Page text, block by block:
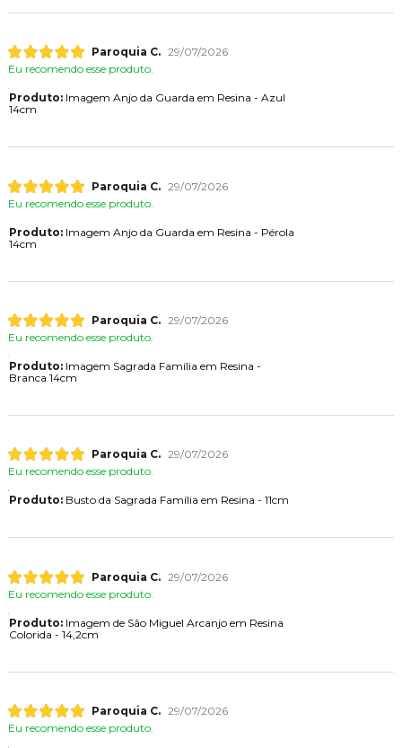
Paroquia C. 29/07/2026
Eu recomendo esse produto.
Produto:Imagem Anjo da Guarda em Resina - Azul
14cm
Paroquia C. 29/07/2026
Eu recomendo esse produto.
Produto:Imagem Anjo da Guarda em Resina - Pérola
14cm
Paroquia C. 29/07/2026
Eu recomendo esse produto.
Produto:Imagem Sagrada Família em Resina -
Branca 14cm
Paroquia C. 29/07/2026
Eu recomendo esse produto.
Produto:Busto da Sagrada Família em Resina - 11cm
Paroquia C. 29/07/2026
Eu recomendo esse produto.
Produto:Imagem de São Miguel Arcanjo em Resina
Colorida - 14,2cm
Paroquia C. 29/07/2026
Eu recomendo esse produto.